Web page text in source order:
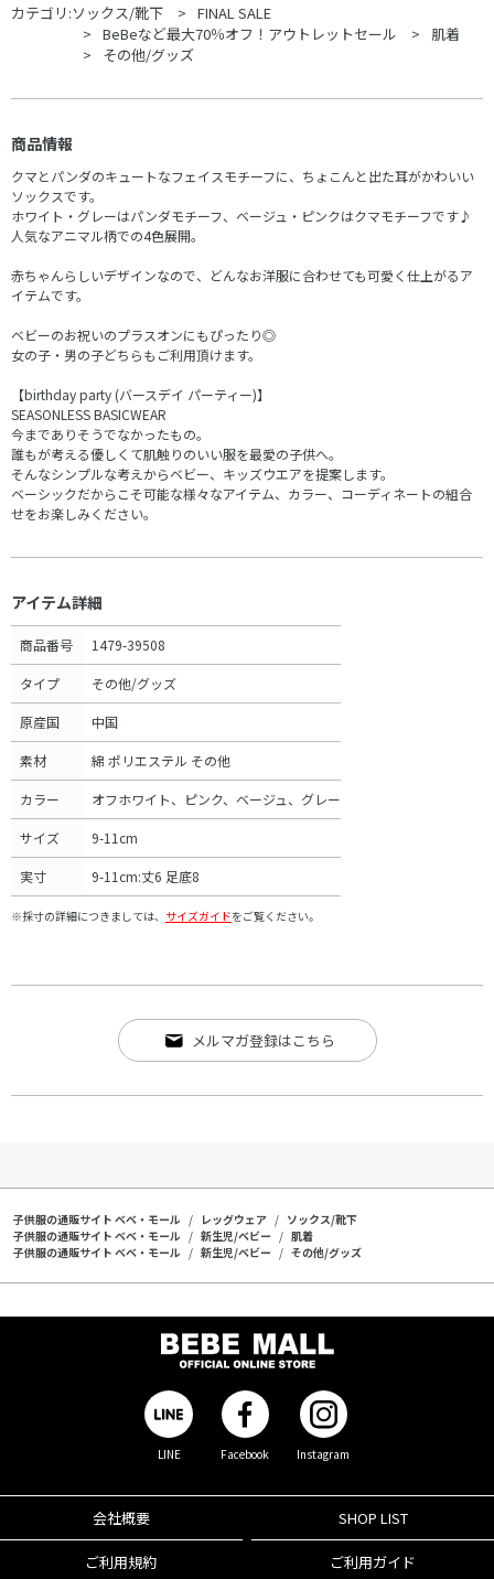
カテゴリ:ソックス/靴下
FINAL SALE
BeBeなど最大70％オフ！アウトレットセール
肌着
その他/グッズ
商品情報
クマとパンダのキュートなフェイスモチーフに、ちょこんと出た耳がかわいい
ソックスです。
ホワイト・グレーはパンダモチーフ、ベージュ・ピンクはクマモチーフです♪
人気なアニマル柄での4色展開。
赤ちゃんらしいデザインなので、どんなお洋服に合わせても可愛く仕上がるア
イテムです。
ベビーのお祝いのプラスオンにもぴったり◎
女の子・男の子どちらもご利用頂けます。
【birthday party (バースデイ パーティー)】
SEASONLESS BASICWEAR
今までありそうでなかったもの。
誰もが考える優しくて肌触りのいい服を最愛の子供へ。
そんなシンプルな考えからベビー、キッズウエアを提案します。
ベーシックだからこそ可能な様々なアイテム、カラー、コーディネートの組合
せをお楽しみください。
アイテム詳細
商品番号 1479-39508
タイプ その他/グッズ
原産国 中国
素材 綿 ポリエステル その他
カラー オフホワイト、ピンク、ベージュ、グレー
サイズ 9-11cm
実寸 9-11cm:丈6 足底8
※採寸の詳細につきましては、 サイズガイドをご覧ください。
メルマガ登録はこちら
子供服の通販サイト ベベ・モール レッグウェア
ソックス/靴下
子供服の通販サイト ベベ・モール
新生児/ベビー
肌着
子供服の通販サイト ベベ・モール
新生児/ベビー その他/グッズ
LINE Facebook Instagram
会社概要 SHOP LIST
ご利用規約 ご利用ガイド